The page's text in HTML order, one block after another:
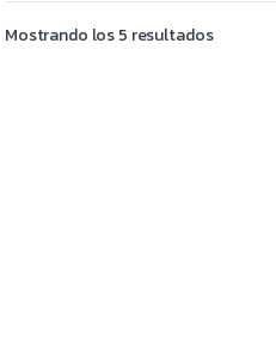
Mostrando los 5 resultados